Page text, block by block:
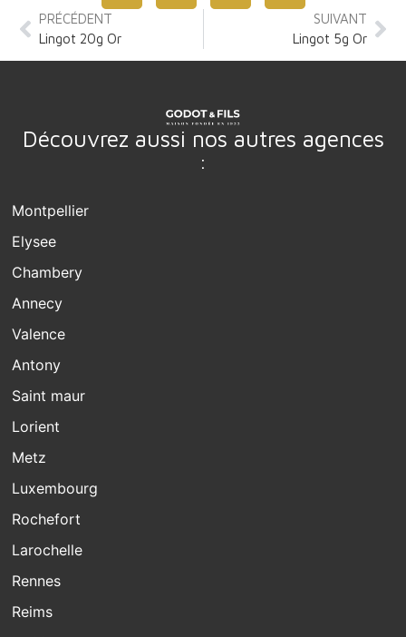
PRÉCÉDENT
Lingot 20g Or
SUIVANT
Lingot 5g Or
Découvrez aussi nos autres agences
:
Montpellier
Elysee
Chambery
Annecy
Valence
Antony
Saint maur
Lorient
Metz
Luxembourg
Rochefort
Larochelle
Rennes
Reims